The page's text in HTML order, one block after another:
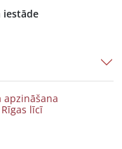
iestāde
līcī